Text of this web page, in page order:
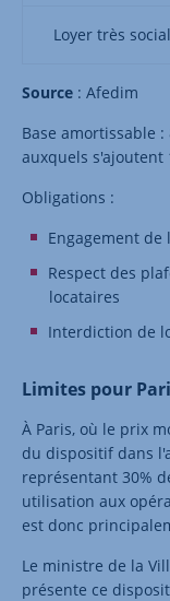
Loyer très social
Source : Afedim
Base amortissable
auxquels s'ajoutent
Obligations :
Engagement
Respect des
locataires
Interdiction de
Limites pour
À Paris, où le prix
du dispositif dans
représentant 30%
utilisation aux
est donc
Le ministre de la
présente ce